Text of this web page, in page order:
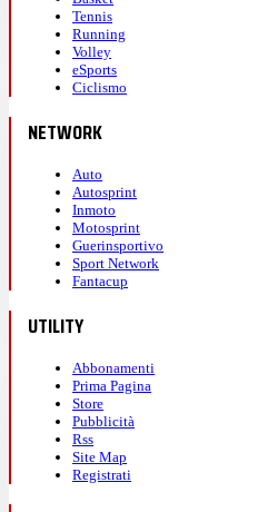
Tennis
Running
Volley
eSports
Ciclismo
NETWORK
Auto
Autosprint
Inmoto
Motosprint
Guerinsportivo
Sport Network
Fantacup
UTILITY
Abbonamenti
Prima Pagina
Store
Pubblicità
Rss
Site Map
Registrati